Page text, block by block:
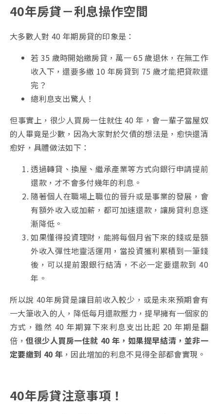
40年房貸－利息操作空間
大多數人對 40 年期房貸的印象是：
若 35 歲時開始繳房貸，萬一 65 歲退休，在無工作
收入下，還要多繳 10 年房貸到 75 歲才能把貸款還
完？
總利息支出驚人！
但事實上，很少人買房一住就住 40 年，會一輩子當屋奴
的人畢竟是少數，因為大家對於欠債的想法是，愈快還清
愈好，具體做法如下：
透過轉貸、換屋、繼承產業等方式向銀行申請提前
還款，才不會多付幾年的利息。
隨著個人在職場上職位的晉升或是事業的發展，會
有額外收入或加薪，都可加速還款，讓房貸利息逐
漸降低。
如果懂得投資理財，能將每個月省下來的錢或是額
外收入彈性地靈活運用，當投資獲利累積到一筆錢
後，可以提前跟銀行結清，不必一定要還款到 40
年。
所以說 40年房貸是讓目前收入較少，或是未來預期會有
一大筆收入的人，降低每月還款壓力，提早擁有一個家的
方式，雖然 40 年期算下來利息支出比起 20 年期是翻
倍，但很少人買房一住就 40 年，如果提早結清，並非一
定要繳到 40 年，因此增加的利息不見得全部都會實現。
40年房貸注意事項！